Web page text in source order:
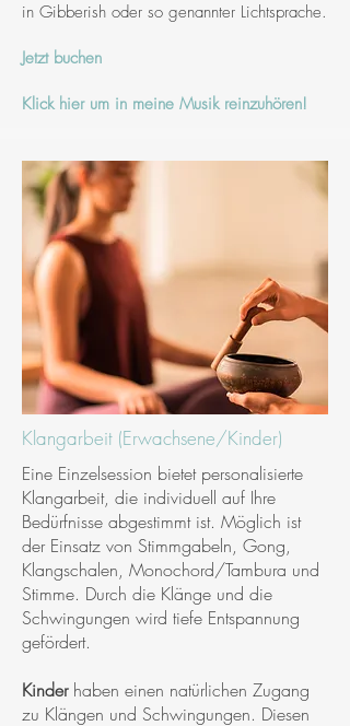
in Gibberish oder so genannter Lichtsprache.
Jetzt buchen
Klick hier um in meine Musik reinzuhören!
Klangarbeit (Erwachsene/Kinder)
Eine Einzelsession bietet personalisierte
Klangarbeit, die individuell auf Ihre
Bedürfnisse abgestimmt ist. Möglich ist
der Einsatz von Stimmgabeln, Gong,
Klangschalen, Monochord/Tambura und
Stimme. Durch die Klänge und die
Schwingungen wird tiefe Entspannung
gefördert.
Kinderhaben einen natürlichen Zugang
zu Klängen und Schwingungen. Diesen